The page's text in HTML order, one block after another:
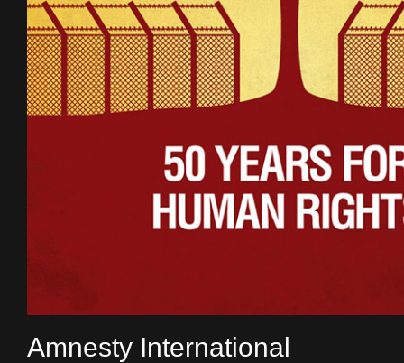
Amnesty International